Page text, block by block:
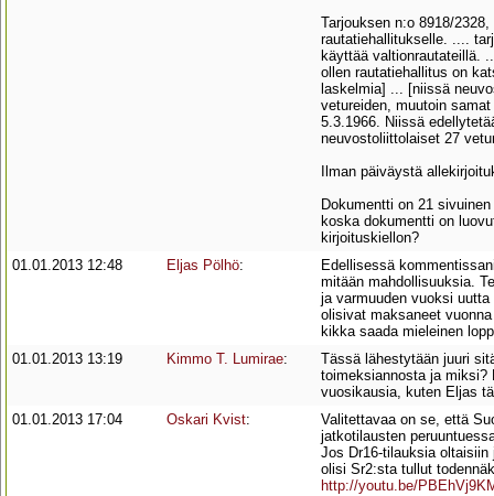
Tarjouksen n:o 8918/
rautatiehallitukselle. ....
käyttää valtionrautateillä.
ollen rautatiehallitus on
laskelmia] ... [niissä
vetureiden, muutoin
5.3.1966. Niissä
neuvostoliittolaiset 27
Ilman päiväystä
Dokumentti on 21
koska dokumentti on
kirjoituskiellon?
01.01.2013 12:48
Eljas Pölhö:
Edellisessä
mitään mahdollisuuksia.
ja varmuuden vuoksi
olisivat maksaneet
kikka saada mieleinen
01.01.2013 13:19
Kimmo T. Lumirae:
Tässä lähestytään juuri
toimeksiannosta ja miksi?
vuosikausia, kuten Eljas
01.01.2013 17:04
Oskari Kvist:
Valitettavaa on se, että
jatkotilausten
Jos Dr16-tilauksia
olisi Sr2:sta tullut
http://youtu.be/